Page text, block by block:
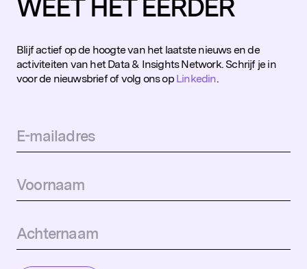
WEET HET EERDER
Blijf actief op de hoogte van het laatste nieuws en de
activiteiten van het Data & Insights Network. Schrijf je in
voor de nieuwsbrief of volg ons op Linkedin.